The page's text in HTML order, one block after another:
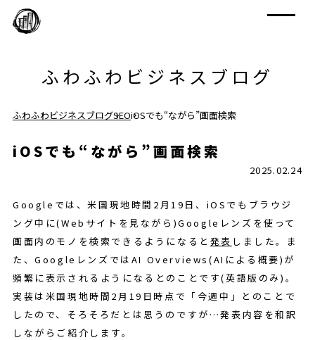
ふわふわビジネスブログ
ふわふわビジネスブログSEOiOSでも“ながら”画面検索
iOSでも“ながら”画面検索
2025.02.24
Googleでは、米国現地時間2月19日、iOSでもブラウジ
ング中に(Webサイトを見ながら)Googleレンズを使って
画面内のモノを検索できるようになると 発表 しました。ま
た、GoogleレンズではAI Overviews(AIによる概要)が
頻繁に表示されるようになるとのことです(英語版のみ)。
実装は米国現地時間2月19日時点で「今週中」とのことで
したので、そろそろだとは思うのですが…発表内容を和訳
しながらご紹介します。